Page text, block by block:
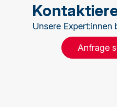
Unsere Expert:innen
Anfrage